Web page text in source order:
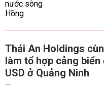
Thái An Holdings
làm tổ hợp cảng
USD ở Quảng Ninh